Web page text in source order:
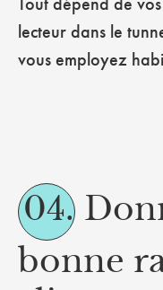
lecteur dans le
vous employez
04.
bonne